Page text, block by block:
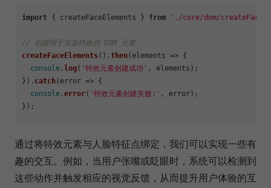
import { createFaceElements } from './core/dom/
// 创建用于渲染特效的 DOM 元素
createFaceElements ().then( elements => {
console . log( '特效元素创建成功' , elements);
}). catch( error => {
console .error( '特效元素创建失败:' , error);
通过将特效元素与人脸特征点绑定，我们可以实现一些有
趣的交互。例如，当用户张嘴或眨眼时，系统可以检测到
这些动作并触发相应的视觉反馈，从而提升用户体验的互